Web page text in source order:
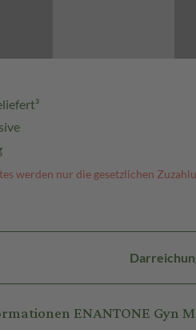
werden nur die gesetzlichen
ENANTONE Gyn